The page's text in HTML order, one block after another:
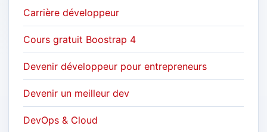
Carrière développeur
Cours gratuit Boostrap 4
Devenir développeur pour entrepreneurs
Devenir un meilleur dev
DevOps & Cloud